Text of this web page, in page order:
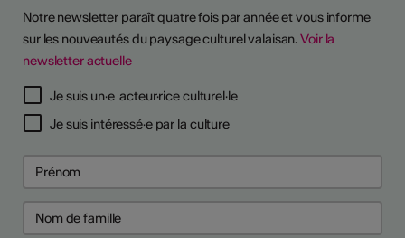
Notre newsletter paraît quatre fois par année et vous informe
sur les nouveautés du paysage culturel valaisan.Voir la
newsletter actuelle
Je suis un·e acteur·rice culturel·le
Je suis intéressé·e par la culture